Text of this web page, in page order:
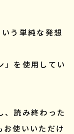
う単純な発想
」を使用してい
、読み終わった
お使いいただけ